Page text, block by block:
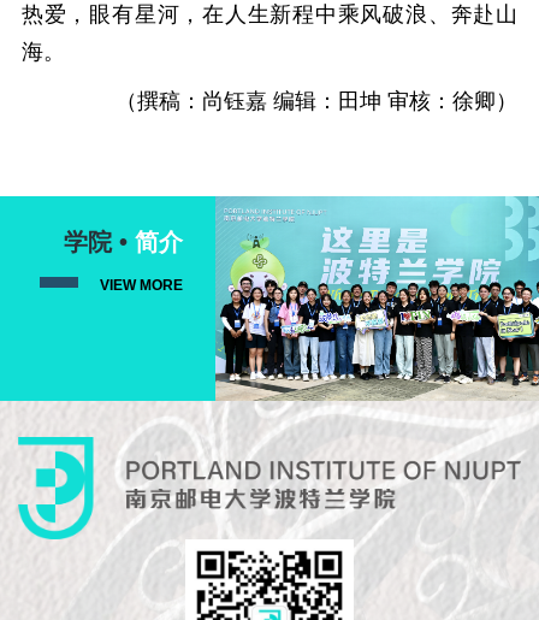
热爱，眼有星河，在人生新程中乘风破浪、奔赴山
海。
（撰稿： 尚钰嘉 编辑：田坤 审核：徐卿）
学院 •简介
VIEW MORE